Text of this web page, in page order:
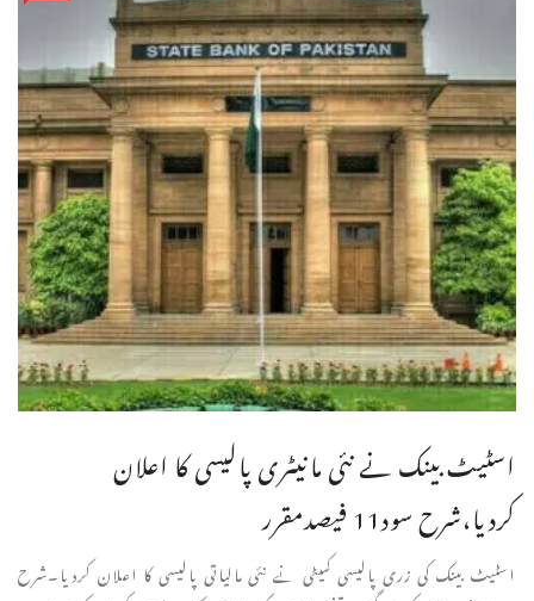
اسٹیٹ بینک نے نئی مانیٹری پالیسی کا اعلان
کردیا،شرح سود11 فیصدمقرر
اسٹیٹ بینک کی زری پالیسی کمیٹی نے نئی مالیاتی پالیسی کا اعلان کردیا۔شرح